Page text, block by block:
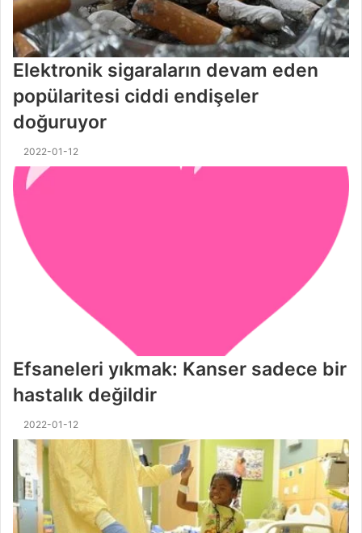
Elektronik sigaraların devam eden
popülaritesi ciddi endişeler
doğuruyor
2022-01-12
Efsaneleri yıkmak: Kanser sadece bir
hastalık değildir
2022-01-12